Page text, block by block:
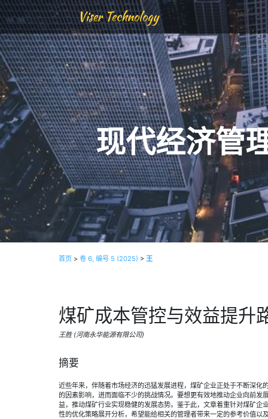
Viser Technology
现代经济管
首页 > 卷 6, 编号 5 (2025) > 王
煤矿成本管控与效益提升
王胜 (河南永华能源有限公司)
摘要
近些年来，伴随着市场经济的迅猛发展进程，煤矿企业正处于不断深化
的因素影响，进而面临不少的挑战情况。要想更有效地推动企业向前
益，推动煤矿行业实现稳健的发展态势。鉴于此，文章着重针对煤矿企
性的优化策略展开分析，希望能给相关的管理者带来一定的参考价值以